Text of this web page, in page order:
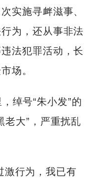
实施寻衅滋事、
为，还从事非法
法犯罪活动，长
场。
绰号“朱小发”的
老大”，严重扰乱
激行为，我已有